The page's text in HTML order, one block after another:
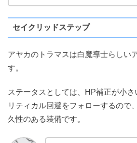
セイクリッドステップ
アヤカのトラマスは白魔導士らしい
す。
ステータスとしては、HP補正が小さ
リティカル回避をフォローするので
久性のある装備です。